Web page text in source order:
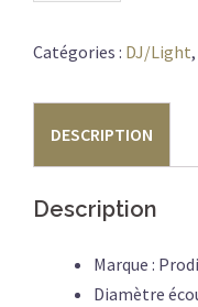
3000B
Catégories : DJ/Light,
DESCRIPTION
Description
Marque :
Diamètre